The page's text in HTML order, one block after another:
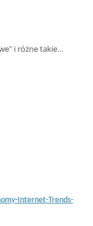
i różne takie…
Internet-Trends-